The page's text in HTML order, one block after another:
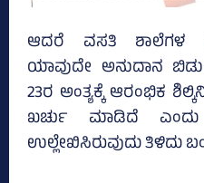
ಆದರೆ ವಸತಿ ಶಾಲೆಗಳ
ಯಾವುದೇ ಅನುದಾನ
23ರ ಅಂತ್ಯಕ್ಕೆ ಆರಂಭಿಕ
ಖರ್ಚು ಮಾಡಿದೆ
ಉಲ್ಲೇಖಿಸಿರುವುದು ತಿಳಿದು